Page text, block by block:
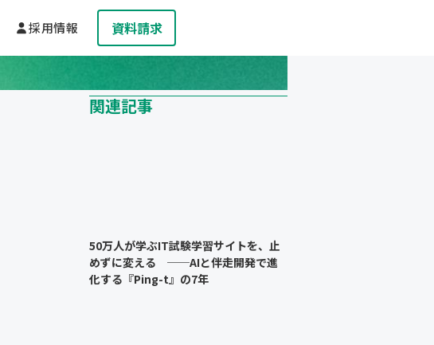
採用情報 資料請求
関連記事
50万人が学ぶIT試験学習サイトを、止
めずに変える ──AIと伴走開発で進
化する『Ping-t』の7年